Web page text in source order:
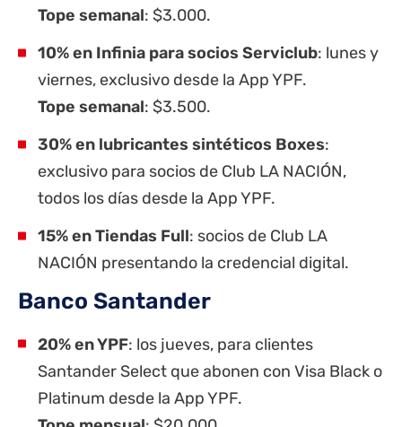
Tope semanal: $3.000.
10% en Infinia para socios Serviclub: lunes y
viernes, exclusivo desde la App YPF.
Tope semanal: $3.500.
30% en lubricantes sintéticos Boxes:
exclusivo para socios de Club LA NACIÓN,
todos los días desde la App YPF.
15% en Tiendas Full: socios de Club LA
NACIÓN presentando la credencial digital.
Banco Santander
20% en YPF: los jueves, para clientes
Santander Select que abonen con Visa Black o
Platinum desde la App YPF.